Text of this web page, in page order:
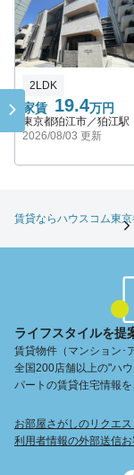
家賃 19.4万円
2LDK
東京都狛江市／狛江駅
2026/08/03 更新
賃貸ならハウスコム東
ライフスタイルを提
賃貸物件（マンション･
全国200店舗以上の"ハ
パートの賃貸住宅情報を
お部屋さがしのリクエス
利用者情報の外部送信